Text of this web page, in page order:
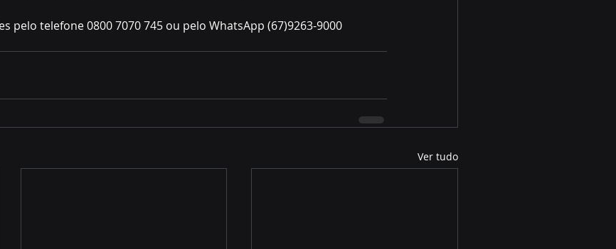
pelo telefone 0800 7070 745 ou pelo WhatsApp (67)9263-9000
Ver tudo